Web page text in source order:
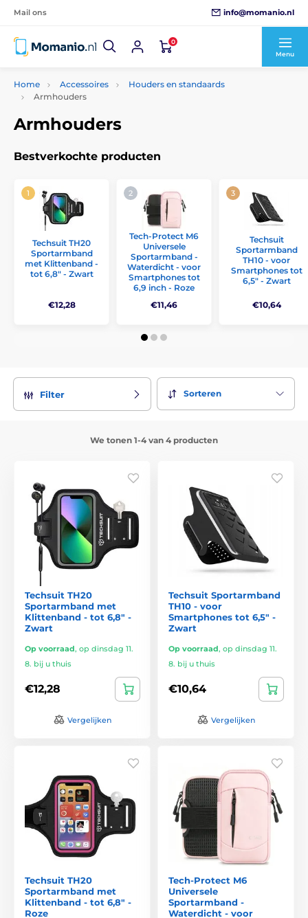
Mail ons info@momanio.nl
0
Menu
Home Accessoires
Houders en standaards
Armhouders
Armhouders
Bestverkochte producten
Techsuit TH20
Sportarmband
met Klittenband -
tot 6,8" - Zwart
€12,28
Tech-Protect M6
Universele
Sportarmband -
Waterdicht - voor
Smartphones tot
6,9 inch - Roze
€11,46
Techsuit
Sportarmband
TH10 - voor
Smartphones tot
6,5" - Zwart
€10,64
Filter Sorteren
We tonen 1-4 van 4 producten
Techsuit TH20
Sportarmband met
Klittenband - tot 6,8" -
Zwart
Op voorraad, op dinsdag 11.
8. bij u thuis
€12,28
Vergelijken
Techsuit Sportarmband
TH10 - voor
Smartphones tot 6,5" -
Zwart
Op voorraad, op dinsdag 11.
8. bij u thuis
€10,64
Vergelijken
Techsuit TH20
Sportarmband met
Klittenband - tot 6,8" -
Roze
Tech-Protect M6
Universele
Sportarmband -
Waterdicht - voor